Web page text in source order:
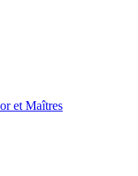
et Maîtres